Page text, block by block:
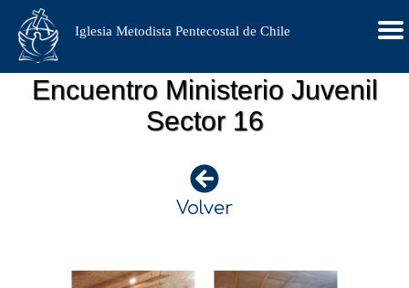
Iglesia Metodista Pentecostal de Chile
Encuentro Ministerio Juvenil
Sector 16
Volver